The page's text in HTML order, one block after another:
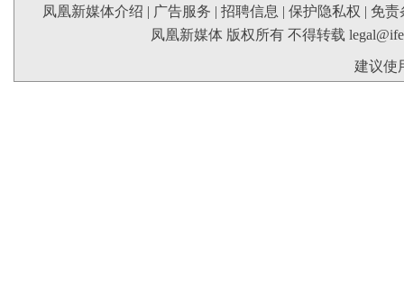
凤凰新媒体介绍 | 广告服务 | 招聘信息 | 保护隐私权 | 免责
凤凰新媒体 版权所有 不得转载
建议使